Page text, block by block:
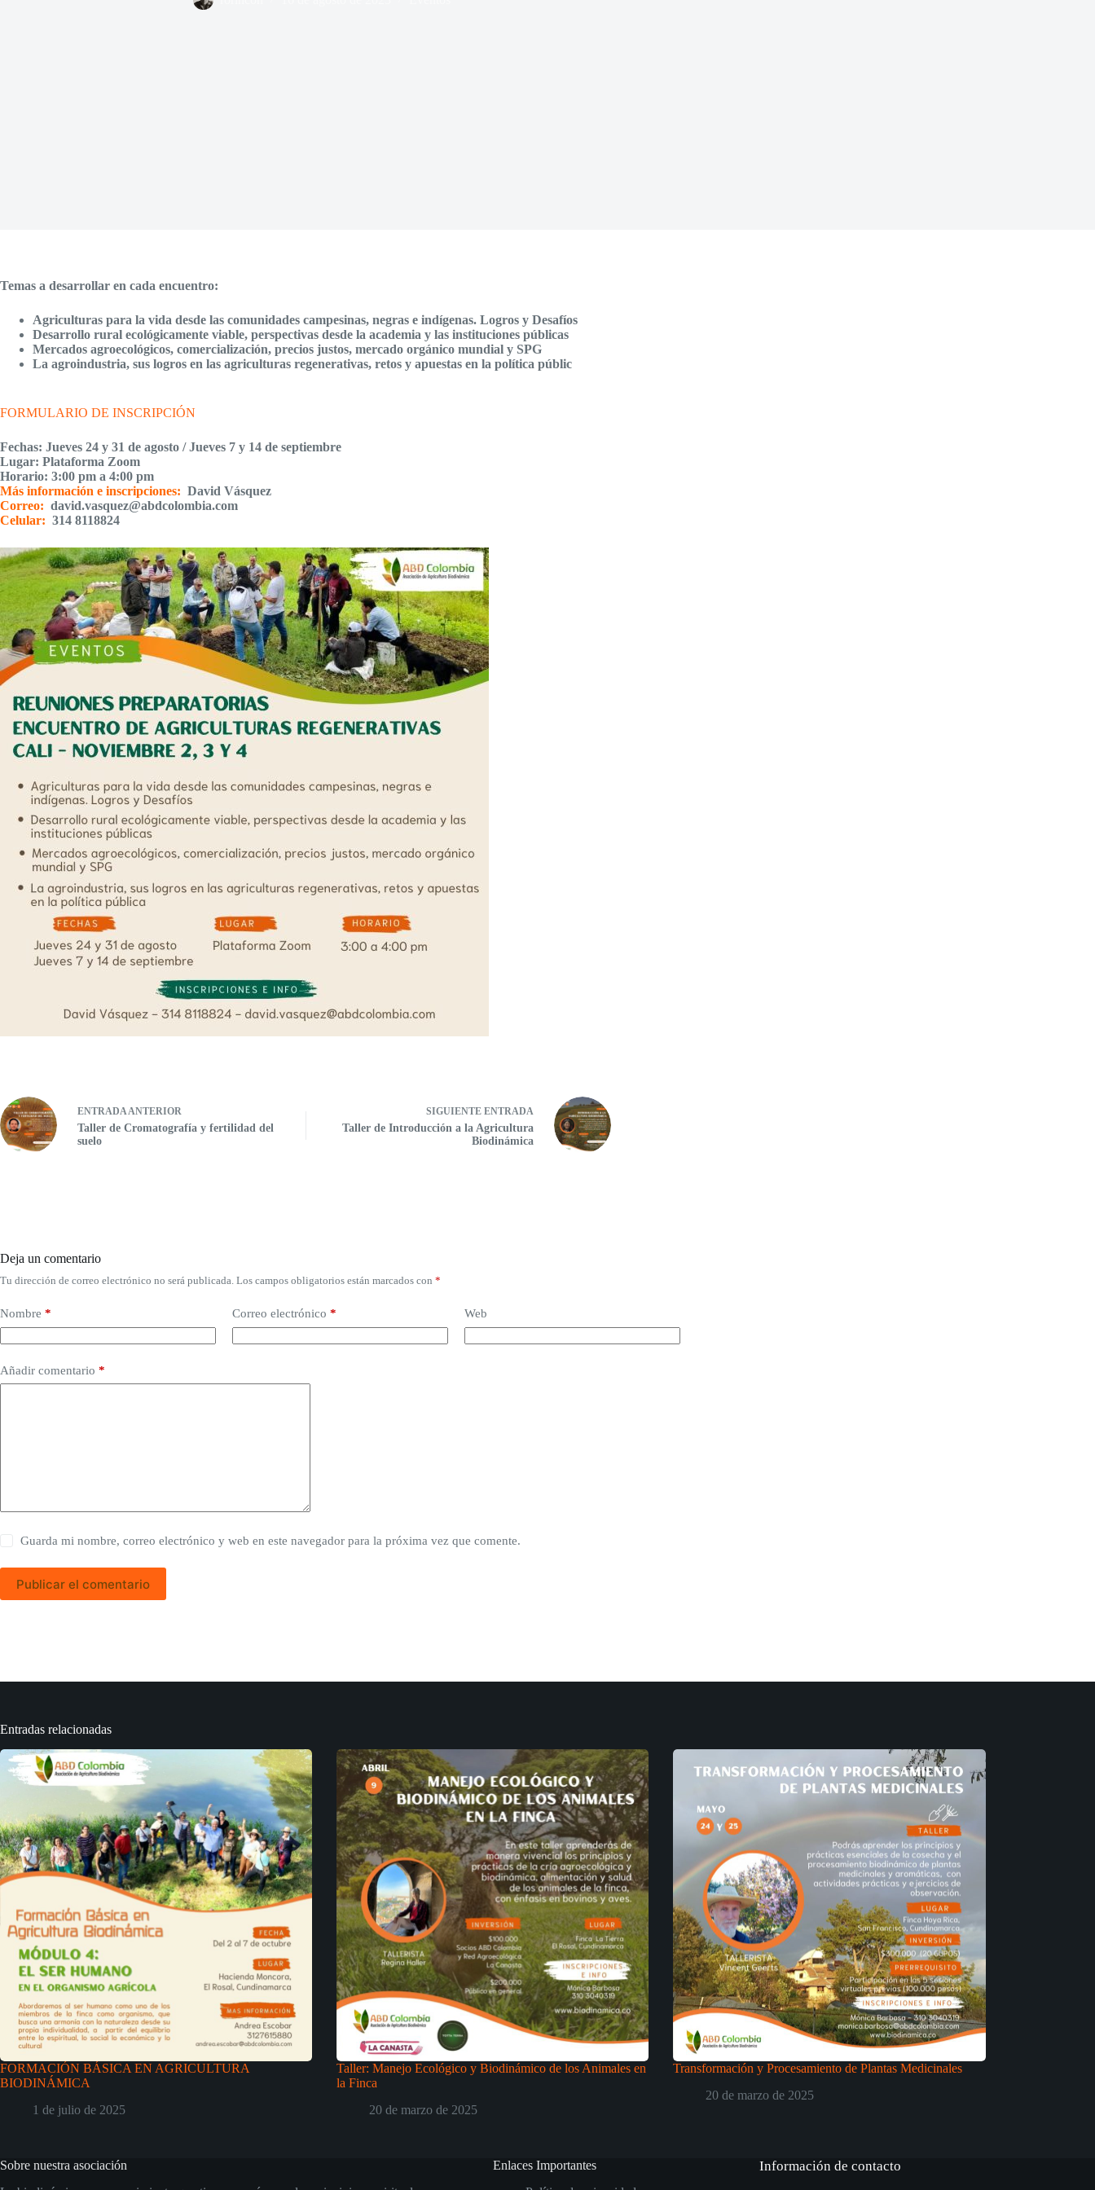
Temas a desarrollar en cada encuentro:
Agriculturas para la vida desde las comunidades campesinas, negras e indígenas. Logros y Desafíos
Desarrollo rural ecológicamente viable, perspectivas desde la academia y las instituciones públicas
Mercados agroecológicos, comercialización, precios justos, mercado orgánico mundial y SPG
La agroindustria, sus logros en las agriculturas regenerativas, retos y apuestas en la política públic
FORMULARIO DE INSCRIPCIÓN
Fechas: Jueves 24 y 31 de agosto / Jueves 7 y 14 de septiembre
Lugar: Plataforma Zoom
Horario: 3:00 pm a 4:00 pm
Más información e inscripciones: David Vásquez
Correo: david.vasquez@abdcolombia.com
Celular: 314 8118824
ENTRADA ANTERIOR
Taller de Cromatografía y fertilidad del
suelo
SIGUIENTE ENTRADA
Taller de Introducción a la Agricultura
Biodinámica
Deja un comentario
Tu dirección de correo electrónico no será publicada. Los campos obligatorios están marcados con *
Nombre * Correo electrónico * Web
Añadir comentario *
Guarda mi nombre, correo electrónico y web en este navegador para la próxima vez que comente.
Publicar el comentario
Entradas relacionadas
FORMACIÓN BÁSICA EN AGRICULTURA
BIODINÁMICA
1 de julio de 2025
Taller: Manejo Ecológico y Biodinámico de los Animales en
la Finca
20 de marzo de 2025
Transformación y Procesamiento de Plantas Medicinales
20 de marzo de 2025
Sobre nuestra asociación
Enlaces Importantes
Información de contacto